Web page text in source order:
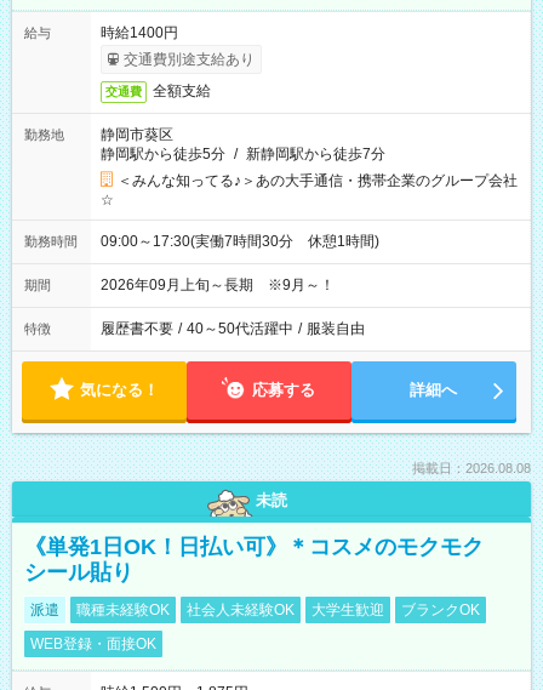
給与
時給1400円
交通費別途支給あり
交通費 全額支給
勤務地
静岡市葵区
静岡駅から徒歩5分 / 新静岡駅から徒歩7分
＜みんな知ってる♪＞あの大手通信・携帯企業のグループ会社
☆
勤務時間 09:00～17:30(実働7時間30分 休憩1時間)
期間 2026年09月上旬～長期 ※9月～！
特徴 履歴書不要 / 40～50代活躍中 / 服装自由
気になる！ 応募する 詳細へ
掲載日：2026.08.08
未読
《単発1日OK！日払い可》＊コスメのモクモク
シール貼り
派遣 職種未経験OK 社会人未経験OK 大学生歓迎
ブランクOK
WEB登録・面接OK